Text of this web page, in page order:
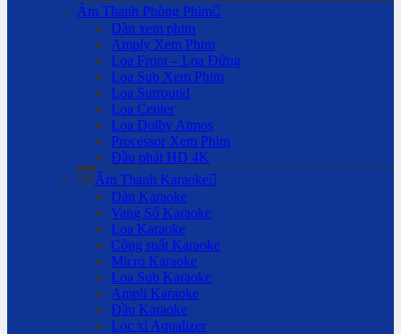
Âm Thanh Phòng Phim
Dàn xem phim
Amply Xem Phim
Loa Front – Loa Đứng
Loa Sub Xem Phim
Loa Surround
Loa Center
Loa Dolby Atmos
Processor Xem Phim
Đầu phát HD 4K
Âm Thanh Karaoke
Dàn Karaoke
Vang Số Karaoke
Loa Karaoke
Công suất Karaoke
Micro Karaoke
Loa Sub Karaoke
Ampli Karaoke
Đầu Karaoke
Lọc xì Aqualizer